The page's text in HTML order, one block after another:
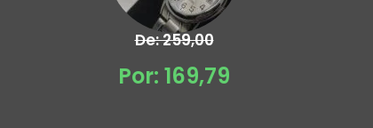
De: 259,00
Por: 169,79